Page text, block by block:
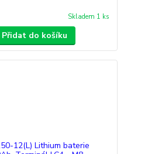
Skladem 1 ks
Přidat do košíku